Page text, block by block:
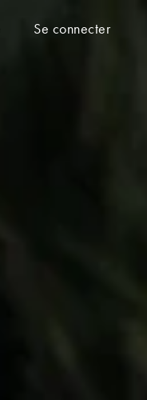
Se connecter